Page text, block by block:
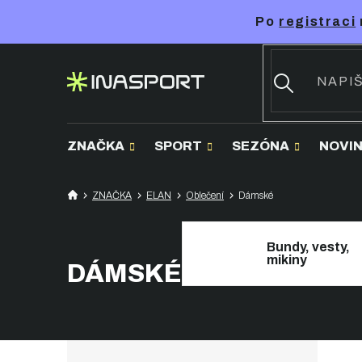
Po registraci
ZNAČKA SPORT SEZÓNA
ZNAČKA ELAN Oblečení Dámské
DÁMSKÉ
Bundy, vesty,
mikiny